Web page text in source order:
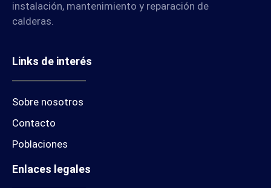
instalación, mantenimiento y reparación de
calderas.
Links de interés
Sobre nosotros
Contacto
Poblaciones
Enlaces legales